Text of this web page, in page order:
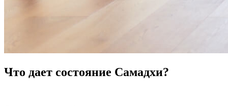
Что дает состояние Самадхи?